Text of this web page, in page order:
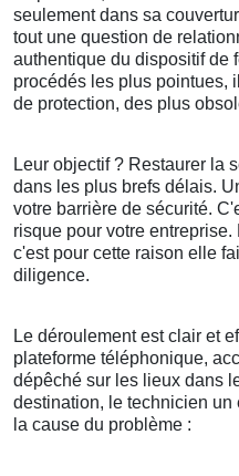
seulement dans sa
tout une question de
authentique du dispositif de
procédés les plus pointues,
de protection, des plus
Leur objectif ? Restaurer la
dans les plus brefs délais.
votre barrière de sécurité.
risque pour votre
c'est pour cette raison elle
diligence.
Le déroulement est clair et
plateforme téléphonique,
dépêché sur les lieux dans
destination, le technicien
la cause du problème :